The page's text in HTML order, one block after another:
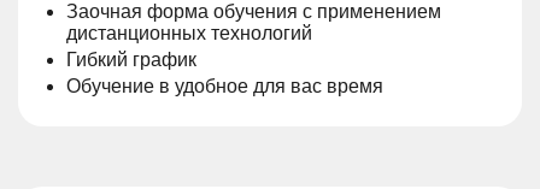
Заочная форма обучения с применением
дистанционных технологий
Гибкий график
Обучение в удобное для вас время